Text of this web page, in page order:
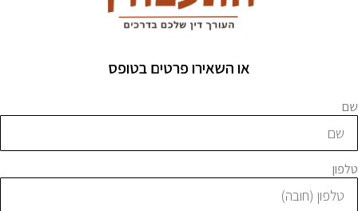
או השאירו פרטים בטופס